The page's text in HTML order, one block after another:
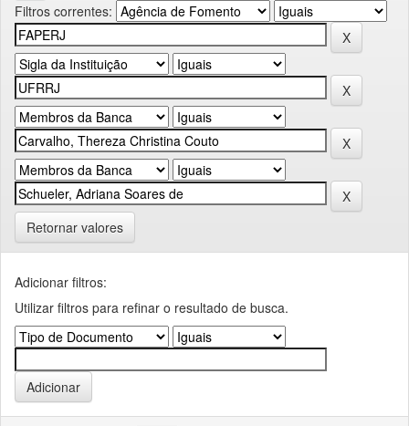
Filtros correntes:
Retornar valores
Adicionar filtros:
Utilizar filtros para refinar o resultado de busca.